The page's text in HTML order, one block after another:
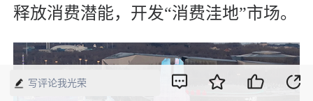
释放消费潜能，开发“消费洼地”市场。
写评论我光荣